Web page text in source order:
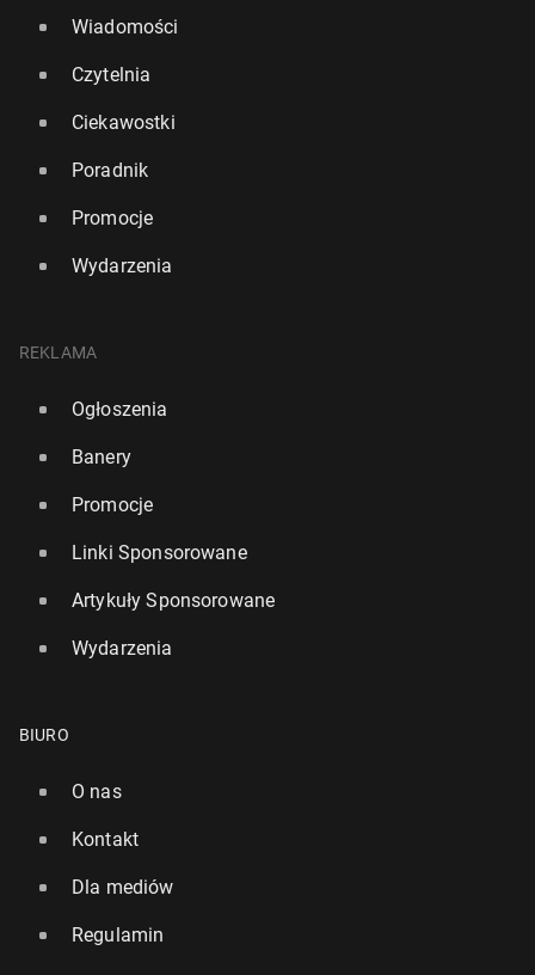
Wiadomości
Czytelnia
Ciekawostki
Poradnik
Promocje
Wydarzenia
REKLAMA
Ogłoszenia
Banery
Promocje
Linki Sponsorowane
Artykuły Sponsorowane
Wydarzenia
BIURO
O nas
Kontakt
Dla mediów
Regulamin